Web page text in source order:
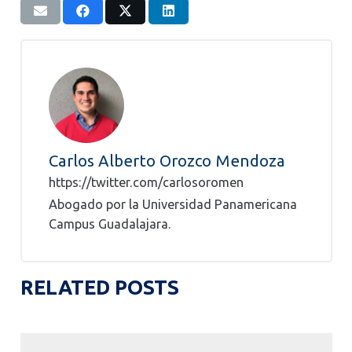
Carlos Alberto Orozco Mendoza
https://twitter.com/carlosoromen
Abogado por la Universidad Panamericana
Campus Guadalajara.
RELATED POSTS